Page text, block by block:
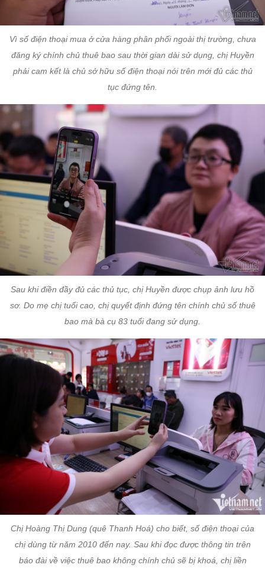
Vì số điện thoại mua ở cửa hàng phân phối ngoài thị trường, chưa
đăng ký chính chủ thuê bao sau thời gian dài sử dụng, chị Huyền
phải cam kết là chủ sở hữu số điện thoại nói trên mới đủ các thủ
tục đứng tên.
Sau khi điền đầy đủ các thủ tục, chị Huyền được chụp ảnh lưu hồ
sơ. Do mẹ chị tuổi cao, chị quyết định đứng tên chính chủ số thuê
bao mà bà cụ 83 tuổi đang sử dụng.
Chị Hoàng Thị Dung (quê Thanh Hoá) cho biết, số điện thoại của
chị dùng từ năm 2010 đến nay. Sau khi đọc được thông tin trên
báo đài về việc thuê bao không chính chủ sẽ bị khoá, chị liền